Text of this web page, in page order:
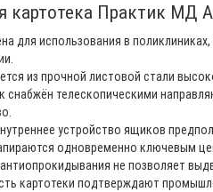
картотека Практик МД
для использования в
из прочной листовой стали
телескопическими
устройство ящиков
одновременно ключевым
не позволяет
картотеки подтверждают